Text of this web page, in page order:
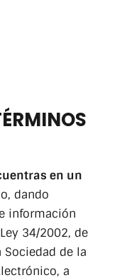
en un
dando
información
34/2002, de
de la
a